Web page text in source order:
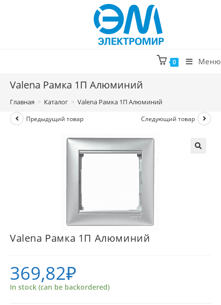
0 Меню
Valena Рамка 1П Алюминий
Главная > Каталог > Valena Рамка 1П Алюминий
Предыдущий товар Следующий товар
Valena Рамка 1П Алюминий
369,82₽
In stock (can be backordered)